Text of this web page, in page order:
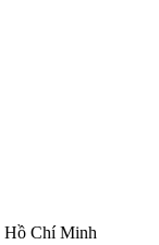
Hồ Chí Minh